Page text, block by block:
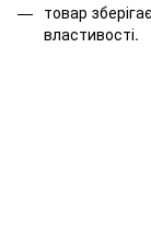
товар
властивості.